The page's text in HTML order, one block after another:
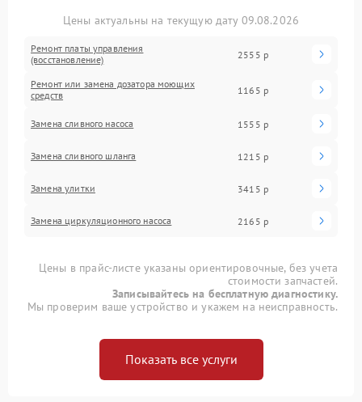
Цены актуальны на текущую дату 09.08.2026
Ремонт платы управления
(восстановление)
2555 р
Ремонт или замена дозатора моющих
средств
1165 р
Замена сливного насоса 1555 р
Замена сливного шланга 1215 р
Замена улитки 3415 р
Замена циркуляционного насоса 2165 р
Цены в прайс-листе указаны ориентировочные, без учета
стоимости запчастей.
Записывайтесь на бесплатную диагностику.
Мы проверим ваше устройство и укажем на неисправность.
Показать все услуги